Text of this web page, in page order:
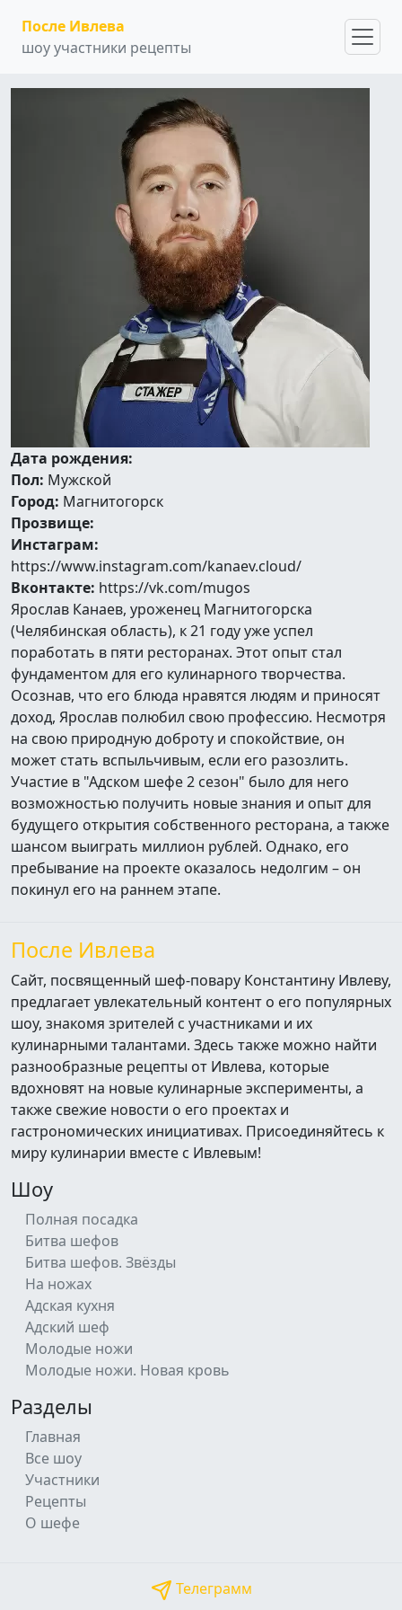
После Ивлева
шоу участники рецепты
Дата рождения:
Пол: Мужской
Город: Магнитогорск
Прозвище:
Инстаграм:
https://www.instagram.com/kanaev.cloud/
Вконтакте: https://vk.com/mugos
Ярослав Канаев, уроженец Магнитогорска
(Челябинская область), к 21 году уже успел
поработать в пяти ресторанах. Этот опыт стал
фундаментом для его кулинарного творчества.
Осознав, что его блюда нравятся людям и приносят
доход, Ярослав полюбил свою профессию. Несмотря
на свою природную доброту и спокойствие, он
может стать вспыльчивым, если его разозлить.
Участие в "Адском шефе 2 сезон" было для него
возможностью получить новые знания и опыт для
будущего открытия собственного ресторана, а также
шансом выиграть миллион рублей. Однако, его
пребывание на проекте оказалось недолгим – он
покинул его на раннем этапе.
После Ивлева
Сайт, посвященный шеф-повару Константину Ивлеву,
предлагает увлекательный контент о его популярных
шоу, знакомя зрителей с участниками и их
кулинарными талантами. Здесь также можно найти
разнообразные рецепты от Ивлева, которые
вдохновят на новые кулинарные эксперименты, а
также свежие новости о его проектах и
гастрономических инициативах. Присоединяйтесь к
миру кулинарии вместе с Ивлевым!
Шоу
Полная посадка
Битва шефов
Битва шефов. Звёзды
На ножах
Адская кухня
Адский шеф
Молодые ножи
Молодые ножи. Новая кровь
Разделы
Главная
Все шоу
Участники
Рецепты
О шефе
Телеграмм